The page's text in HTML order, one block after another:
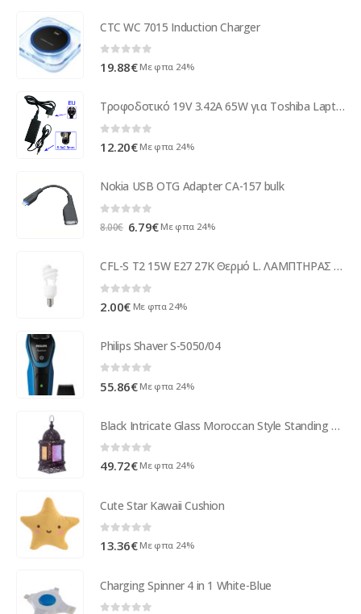
CTC WC 7015 Induction Charger
0 out of 5
19.88€ Με φπα 24%
Τροφοδοτικό 19V 3.42A 65W για Toshiba Laptop, Output Tips: 5.5x2
0 out of 5
12.20€ Με φπα 24%
Nokia USB OTG Adapter CA-157 bulk
0 out of 5
8.00€ Original
8.00€.
6.79€Η
είναι:
Με φπα 24%
CFL-S T2 15W E27 27K Θερμό L. ΛΑΜΠΤΗΡΑΣ ΟΙΚΟΝΟΜΙΑΣ
2.00€ Με φπα 24%
Philips Shaver S-5050/04
55.86€ Με φπα 24%
Black Intricate Glass Moroccan Style Standing Lantern
0out of 5
49.72€ Με φπα 24%
Cute Star Kawaii Cushion
0 out of 5
13.36€ Με φπα 24%
Charging Spinner 4 in 1 White-Blue